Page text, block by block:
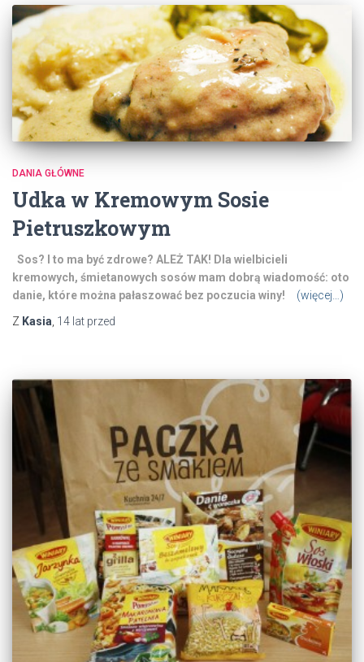
DANIA GŁÓWNE
Udka w Kremowym Sosie
Pietruszkowym
Sos? I to ma być zdrowe? ALEŻ TAK! Dla wielbicieli
kremowych, śmietanowych sosów mam dobrą wiadomość: oto
danie, które można pałaszować bez poczucia winy!
(więcej…)
Z Kasia, 14 lat przed